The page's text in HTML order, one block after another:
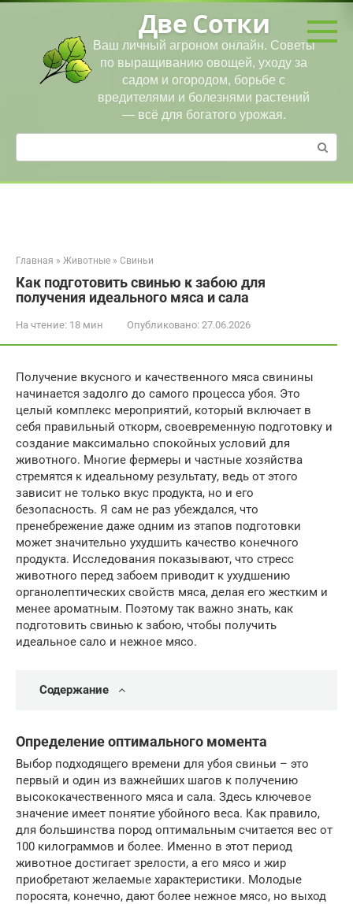
Перейти
Две Сотки
Ваш личный агроном онлайн. Советы
по выращиванию овощей, уходу за
садом и огородом, борьбе с
вредителями и болезнями растений
— всё для богатого урожая.
Поиск:
Главная » Животные » Свиньи
Как подготовить свинью к забою для
получения идеального мяса и сала
На чтение: 18 мин Опубликовано: 27.06.2026
Получение вкусного и качественного мяса свинины
начинается задолго до самого процесса убоя. Это
целый комплекс мероприятий, который включает в
себя правильный откорм, своевременную подготовку и
создание максимально спокойных условий для
животного. Многие фермеры и частные хозяйства
стремятся к идеальному результату, ведь от этого
зависит не только вкус продукта, но и его
безопасность. Я сам не раз убеждался, что
пренебрежение даже одним из этапов подготовки
может значительно ухудшить качество конечного
продукта. Исследования показывают, что стресс
животного перед забоем приводит к ухудшению
органолептических свойств мяса, делая его жестким и
менее ароматным. Поэтому так важно знать, как
подготовить свинью к забою, чтобы получить
идеальное сало и нежное мясо.
Содержание
Определение оптимального момента
Выбор подходящего времени для убоя свиньи – это
первый и один из важнейших шагов к получению
высококачественного мяса и сала. Здесь ключевое
значение имеет понятие убойного веса. Как правило,
для большинства пород оптимальным считается вес от
100 килограммов и более. Именно в этот период
животное достигает зрелости, а его мясо и жир
приобретают желаемые характеристики. Молодые
поросята, конечно, дают более нежное мясо, но выход